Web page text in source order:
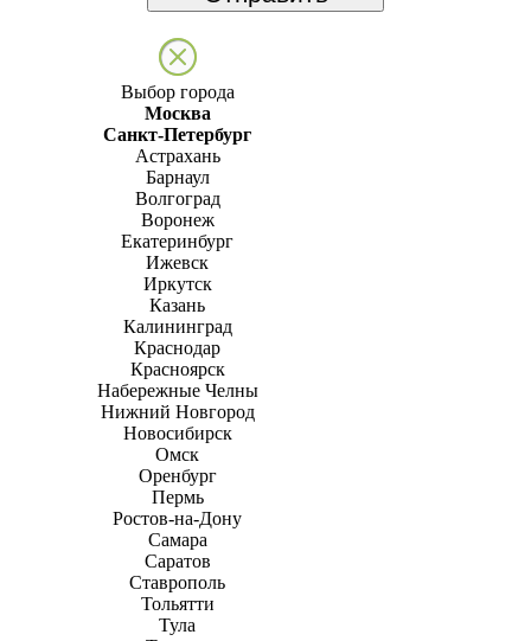
Выбор города
Москва
Санкт-Петербург
Астрахань
Барнаул
Волгоград
Воронеж
Екатеринбург
Ижевск
Иркутск
Казань
Калининград
Краснодар
Красноярск
Набережные Челны
Нижний Новгород
Новосибирск
Омск
Оренбург
Пермь
Ростов-на-Дону
Самара
Саратов
Ставрополь
Тольятти
Тула